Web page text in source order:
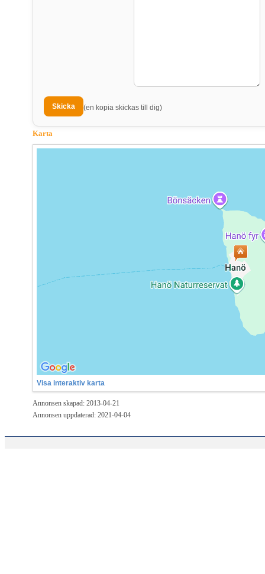
(en kopia skickas till dig)
Karta
Visa interaktiv karta
Annonsen skapad: 2013-04-21
Annonsen uppdaterad: 2021-04-04